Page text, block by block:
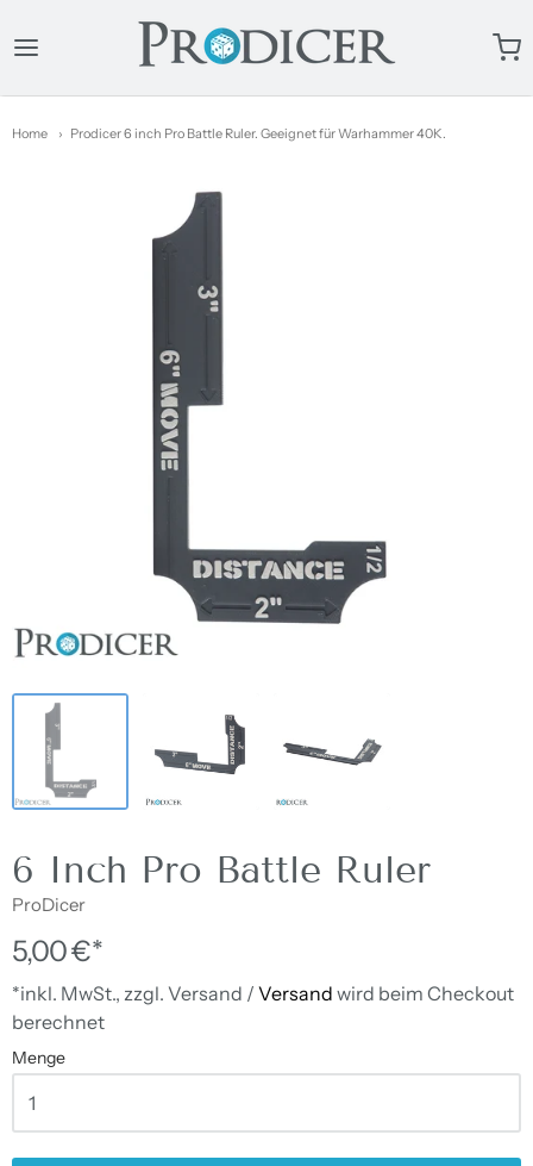
ProDicer
Home Prodicer 6 inch Pro Battle Ruler. Geeignet für Warhammer 40K.
6 Inch Pro Battle Ruler
ProDicer
5,00 €*
*inkl. MwSt., zzgl. Versand / Versand wird beim Checkout
berechnet
Menge